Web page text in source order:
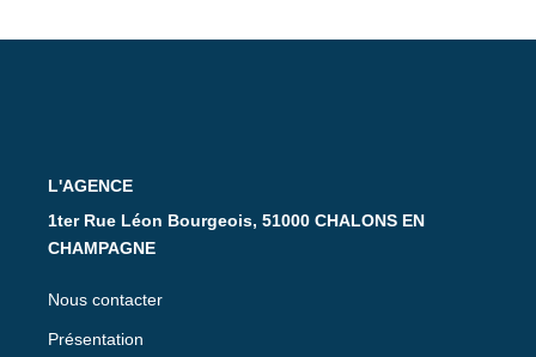
L'AGENCE
1ter Rue Léon Bourgeois, 51000 CHALONS EN
CHAMPAGNE
Nous contacter
Présentation